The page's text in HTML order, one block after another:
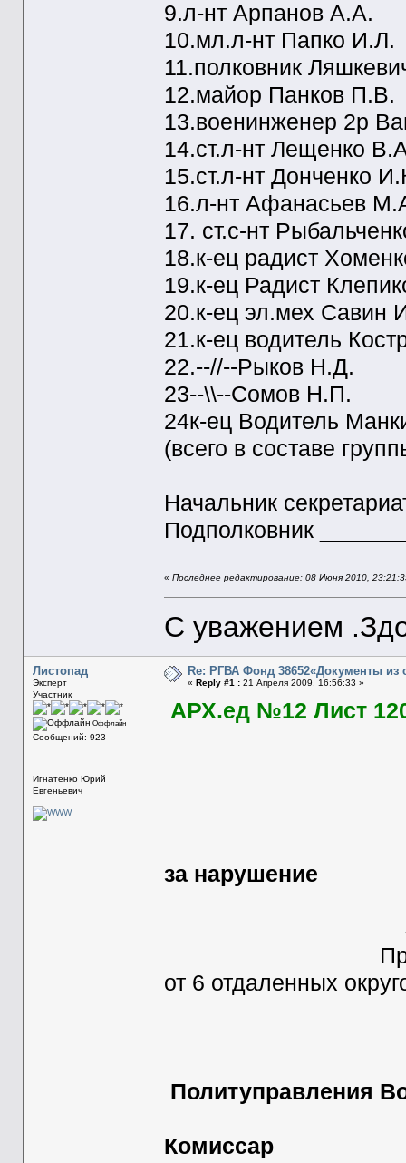
9.л-нт Арпанов А.А.
10.мл.л-нт Папко И.Л.
11.полковник
12.майор Панков П.В.
13.военинженер 2р
14.ст.л-нт Лещенко
15.ст.л-нт Донченко
16.л-нт Афанасьев
17. ст.с-нт
18.к-ец радист
19.к-ец Радист
20.к-ец эл.мех Савин
21.к-ец водитель
22.--//--Рыков Н.Д.
23--\\--Сомов Н.П.
24к-ец Водитель
(всего в составе
Начальник
Подполковник
« Последнее редактирование: 08 Июня 2010,
С уважением
Листопад
Эксперт
Участник
Оффлайн
Сообщений: 923
Игнатенко Юрий
Евгеньевич
Re: РГВА Фонд 38652«Документы из
«Reply #1 : 21 Апреля 2009, 16:56:33 »
АРХ.ед №12 Лист
за нарушение
За март ,
Примечание:
от 6 отдаленных
Политуправления
Комиссар